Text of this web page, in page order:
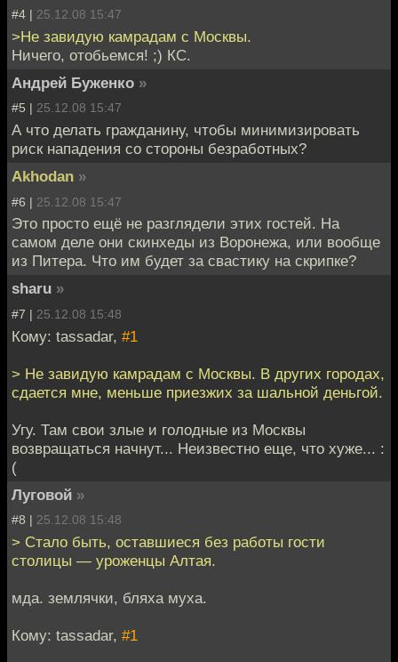
#4 | 25.12.08 15:47
>Не завидую камрадам с Москвы.
Ничего, отобьемся! ;) КС.
Андрей Буженко »
#5 | 25.12.08 15:47
А что делать гражданину, чтобы минимизировать
риск нападения со стороны безработных?
Akhodan »
#6 | 25.12.08 15:47
Это просто ещё не разглядели этих гостей. На
самом деле они скинхеды из Воронежа, или вообще
из Питера. Что им будет за свастику на скрипке?
sharu »
#7 | 25.12.08 15:48
Кому: tassadar, #1
> Не завидую камрадам с Москвы. В других городах,
сдается мне, меньше приезжих за шальной деньгой.
Угу. Там свои злые и голодные из Москвы
возвращаться начнут... Неизвестно еще, что хуже... :
(
Луговой »
#8 | 25.12.08 15:48
> Стало быть, оставшиеся без работы гости
столицы — уроженцы Алтая.
мда. землячки, бляха муха.
Кому: tassadar, #1